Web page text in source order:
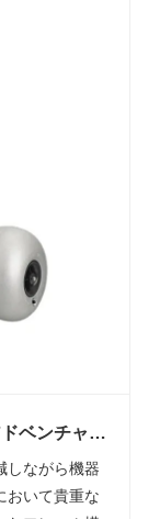
ベンチャー
しながら機器
おいて貴重な